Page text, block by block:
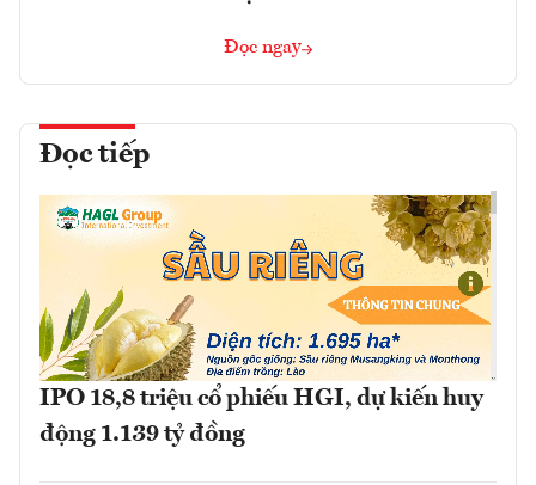
Đọc ngay
Đọc tiếp
IPO 18,8 triệu cổ phiếu HGI, dự kiến huy
động 1.139 tỷ đồng